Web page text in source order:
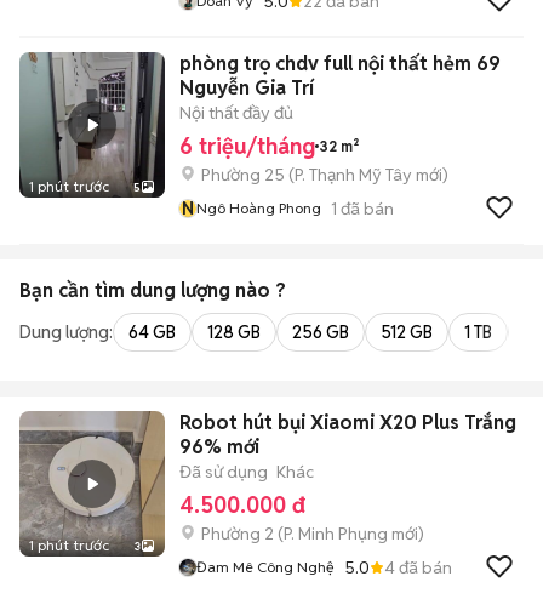
1 phút trước 5
phòng trọ chdv full nội thất hẻm 69
Nguyễn Gia Trí
Nội thất đầy đủ
6 triệu/tháng 32 m²
Phường 25 (P. Thạnh Mỹ Tây mới)
NNgô Hoàng Phong 1 đã bán
Bạn cần tìm dung lượng nào ?
Dung lượng: 64 GB 128 GB 256 GB 512 GB 1 TB
1 phút trước 3
Robot hút bụi Xiaomi X20 Plus Trắng
96% mới
Đã sử dụng Khác
4.500.000 đ
Phường 2 (P. Minh Phụng mới)
Đam Mê Công Nghệ 5.0 4đã bán